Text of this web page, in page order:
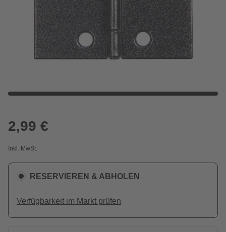
2,99 €
Inkl. MwSt.
RESERVIEREN & ABHOLEN
Verfügbarkeit im Markt prüfen